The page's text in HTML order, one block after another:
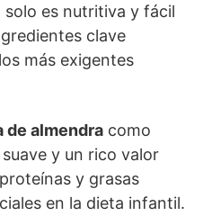
solo es nutritiva y fácil
clave
más exigentes
de almendra como
y un rico valor
y grasas
en la dieta infantil.